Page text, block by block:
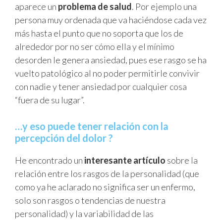
aparece un problema de salud. Por ejemplo una
persona muy ordenada que va haciéndose cada vez
más hasta el punto que no soporta que los de
alrededor por no ser cómo ella y el mínimo
desorden le genera ansiedad, pues ese rasgo se ha
vuelto patológico al no poder permitirle convivir
con nadie y tener ansiedad por cualquier cosa
“fuera de su lugar”.
…y eso puede tener relación con la
percepción del dolor ?
He encontrado un interesante artículo sobre la
relación entre los rasgos de la personalidad (que
como ya he aclarado no significa ser un enfermo,
solo son rasgos o tendencias de nuestra
personalidad) y la variabilidad de las